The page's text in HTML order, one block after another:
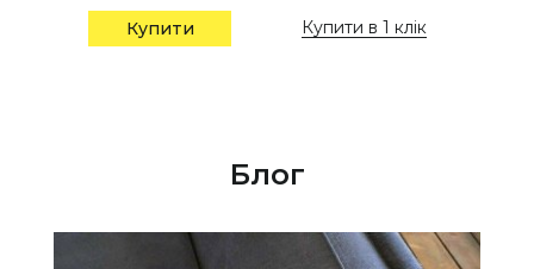
Купити Купити в 1 клік
Блог